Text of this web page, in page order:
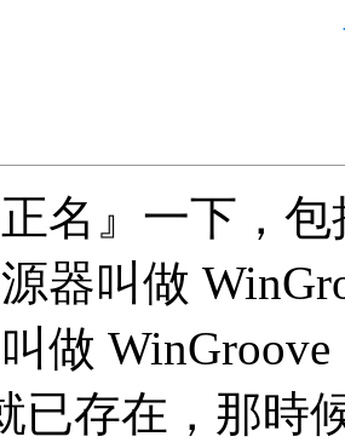
名』一下，
器叫做
做
已存在，那時